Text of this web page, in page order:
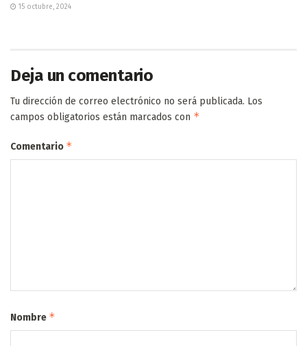
15 octubre, 2024
Deja un comentario
Tu dirección de correo electrónico no será publicada. Los
campos obligatorios están marcados con *
Comentario *
Nombre *